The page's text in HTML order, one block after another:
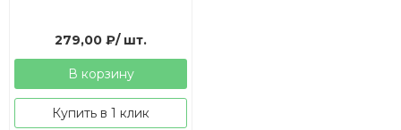
279,00₽/ шт.
В корзину
Купить в 1 клик